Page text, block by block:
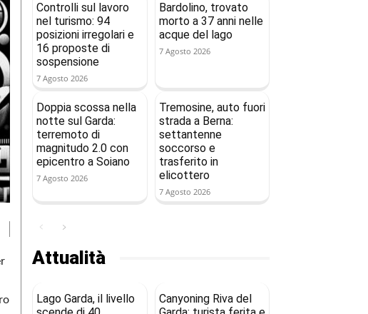
Controlli sul lavoro
nel turismo: 94
posizioni irregolari e
16 proposte di
sospensione
7 Agosto 2026
Bardolino, trovato
morto a 37 anni nelle
acque del lago
7 Agosto 2026
Doppia scossa nella
notte sul Garda:
terremoto di
magnitudo 2.0 con
epicentro a Soiano
7 Agosto 2026
Tremosine, auto fuori
strada a Berna:
settantenne
soccorso e
trasferito in
elicottero
7 Agosto 2026
Attualità
Lago Garda, il livello
Canyoning Riva del